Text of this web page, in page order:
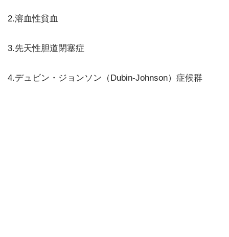
2.溶血性貧血
3.先天性胆道閉塞症
4.デュビン・ジョンソン（Dubin-Johnson）症候群